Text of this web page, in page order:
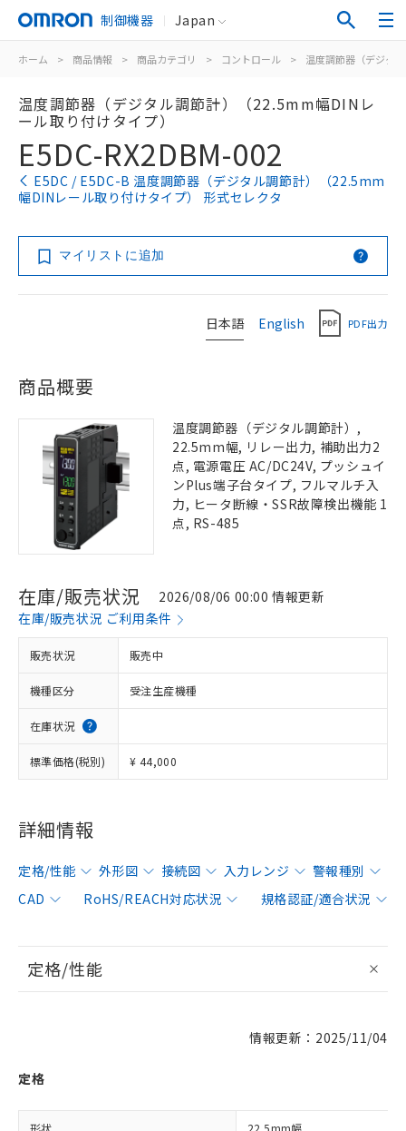
制御機器 Japan
ホーム > 商品情報 > 商品カテゴリ > コントロール > 温度調節器（デジタ
温度調節器（デジタル調節計）（22.5mm幅DINレ
ール取り付けタイプ）
E5DC-RX2DBM-002
E5DC / E5DC-B 温度調節器（デジタル調節計）（22.5mm
幅DINレール取り付けタイプ） 形式セレクタ
マイリストに追加
日本語 English PDF出力
商品概要
温度調節器（デジタル調節計）,
22.5mm幅, リレー出力, 補助出力2
点, 電源電圧 AC/DC24V, プッシュイ
ンPlus端子台タイプ, フルマルチ入
力, ヒータ断線・SSR故障検出機能 1
点, RS-485
在庫/販売状況
2026/08/06 00:00 情報更新
在庫/販売状況 ご利用条件
販売状況 販売中
機種区分 受注生産機種
在庫状況
標準価格(税別) ¥ 44,000
詳細情報
定格/性能 外形図 接続図 入力レンジ
警報種別
CAD
RoHS/REACH対応状況 規格認証/適合状況
定格/性能
情報更新：2025/11/04
定格
形状 22.5mm幅